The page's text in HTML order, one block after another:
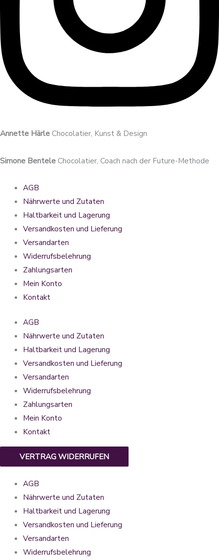
Annette HärleChocolatier, Kunst & Design
Simone BenteleChocolatier, Coach nach der Future-Methode
AGB
Nährwerte und Zutaten
Haltbarkeit und Lagerung
Versandkosten und Lieferung
Versandarten
Widerrufsbelehrung
Zahlungsarten
Mein Konto
Kontakt
AGB
Nährwerte und Zutaten
Haltbarkeit und Lagerung
Versandkosten und Lieferung
Versandarten
Widerrufsbelehrung
Zahlungsarten
Mein Konto
Kontakt
VERTRAG WIDERRUFEN
AGB
Nährwerte und Zutaten
Haltbarkeit und Lagerung
Versandkosten und Lieferung
Versandarten
Widerrufsbelehrung